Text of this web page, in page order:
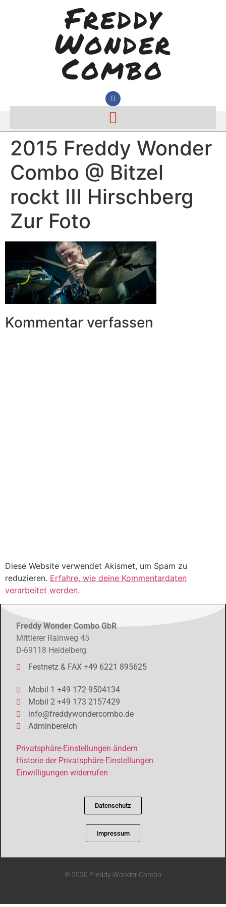
Freddy
Wonder
Combo
2015 Freddy Wonder
Combo @ Bitzel
rockt III Hirschberg
Zur Foto
Kommentar verfassen
Diese Website verwendet Akismet, um Spam zu
reduzieren. Erfahre, wie deine Kommentardaten
verarbeitet werden.
Freddy Wonder Combo GbR
Mittlerer Rainweg 45
D-69118 Heidelberg
Festnetz & FAX +49 6221 895625
Mobil 1 +49 172 9504134
Mobil 2 +49 173 2157429
info@freddywondercombo.de
Adminbereich
Privatsphäre-Einstellungen ändern
Historie der Privatsphäre-Einstellungen
Einwilligungen widerrufen
Datenschutz
Impressum
© 2020 Freddy Wonder Combo